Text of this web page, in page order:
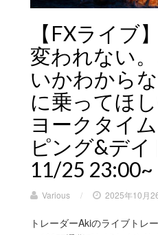
【FXライブ
変われない
いかわから
に乗ってほ
ヨークタイ
ピング&デイ
11/25 23:00~
Various / 2025年10月
トレーダーAkiのライブトレ